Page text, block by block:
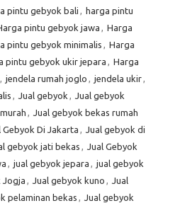
pintu gebyok bali , harga pintu
pintu gebyok jawa , Harga
pintu gebyok minimalis , Harga
pintu gebyok ukir jepara , Harga
, jendela rumah joglo , jendela ukir,
, Jual gebyok , Jual gebyok
, Jual gebyok bekas rumah
Gebyok Di Jakarta , Jual gebyok di
gebyok jati bekas , Jual Gebyok
, jual gebyok jepara , jual gebyok
Jogja , Jual gebyok kuno , Jual
pelaminan bekas , Jual gebyok